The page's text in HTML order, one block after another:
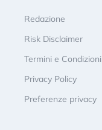
Redazione
Risk Disclaimer
Termini e Condizioni
Privacy Policy
Preferenze privacy